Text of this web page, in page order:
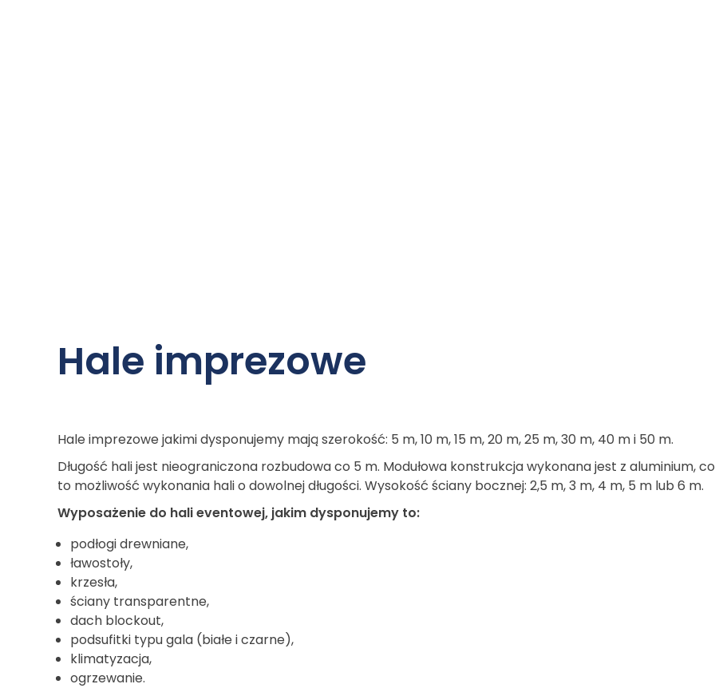
Hale imprezowe
Hale imprezowe jakimi dysponujemy mają szerokość: 5 m, 10 m, 15 m, 20 m, 25 m, 30 m, 40 m i 50 m.
Długość hali jest nieograniczona rozbudowa co 5 m. Modułowa konstrukcja wykonana jest z aluminium,
to możliwość wykonania hali o dowolnej długości. Wysokość ściany bocznej: 2,5 m, 3 m, 4 m, 5 m lub 6 m.
Wyposażenie do hali eventowej, jakim dysponujemy to:
podłogi drewniane,
ławostoły,
krzesła,
ściany transparentne,
dach blockout,
podsufitki typu gala (białe i czarne),
klimatyzacja,
ogrzewanie.